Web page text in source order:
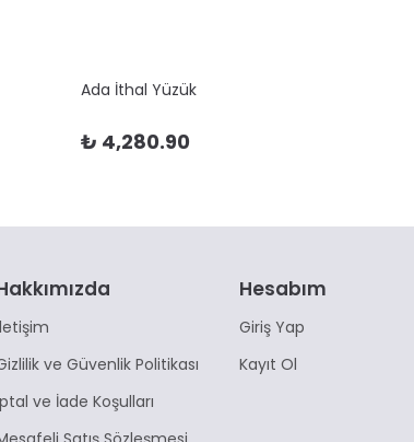
Ada İthal Yüzük
₺ 4,280.90
ve Güvenlik Politikası
ve İade Koşulları
Hesabım
Giriş Yap
Kayıt Ol